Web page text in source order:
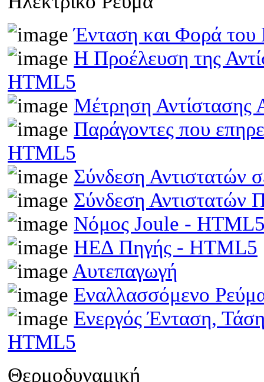
Ένταση και Φορά του
Η Προέλευση της
HTML5
Μέτρηση Αντίστασης
Παράγοντες που
HTML5
Σύνδεση Αντιστατών
Σύνδεση
Νόμος Joule -
ΗΕΔ Πηγής - HTML5
Αυτεπαγωγή
Εναλλασσόμενο
Ενεργός Ένταση,
HTML5
Θερμοδυναμική